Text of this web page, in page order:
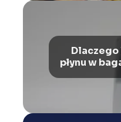
Dlaczego
płynu w